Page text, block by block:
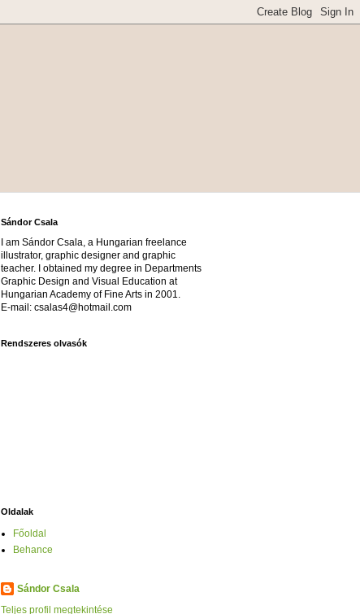
Sándor Csala
I am Sándor Csala, a Hungarian freelance
illustrator, graphic designer and graphic
teacher. I obtained my degree in Departments
Graphic Design and Visual Education at
Hungarian Academy of Fine Arts in 2001.
E-mail: csalas4@hotmail.com
Rendszeres olvasók
Oldalak
Főoldal
Behance
Sándor Csala
Teljes profil megtekintése